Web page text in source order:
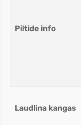
Piltide info
Laudlina kangas